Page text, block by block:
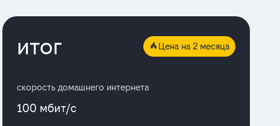
итог Цена на 2 месяца
скорость домашнего интернета
100 мбит/с